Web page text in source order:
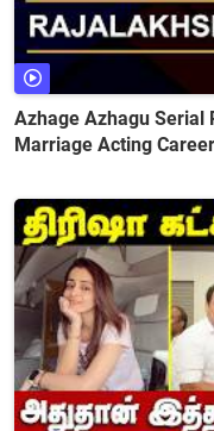
Azhage Azhagu Serial
Marriage Acting